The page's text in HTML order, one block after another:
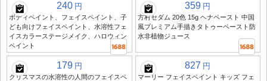
240 円
ボディペイント、フェイスペイント、子
ども向けフェイスペイント、水溶性フェ
イスカラーステージメイク、ハロウィン
ペイント
359 円
方村セダム 20色 15g ヘナペースト 中国
風プレミアム手描きタトゥーペースト防
水非植物ジュース
179 円
クリスマスの水溶性の人間のフェイスペ
827 円
マーリー フェイスペイント キッズ フェ